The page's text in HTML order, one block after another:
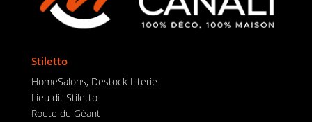
Stiletto
HomeSalons, Destock Literie
Lieu dit Stiletto
Route du Géant